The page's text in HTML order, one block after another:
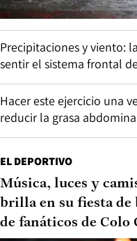
Precipitaciones y viento:
sentir el sistema frontal
Hacer este ejercicio una
reducir la grasa
EL DEPORTIVO
Música, luces y
brilla en su fiesta
de fanáticos de Colo